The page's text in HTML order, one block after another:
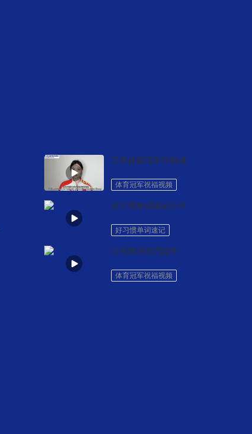
艺术体操冠军张婧彧
体育冠军祝福视频
好习惯单词速记Ai伴学全科系统
好习惯单词速记
羽毛球冠军沈益而
体育冠军祝福视频